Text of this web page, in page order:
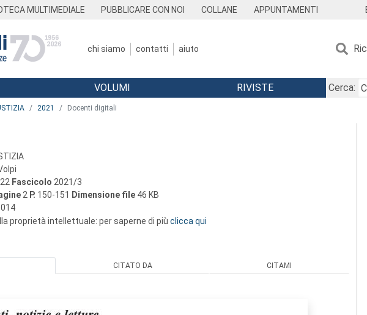
MULTIMEDIALE PUBBLICARE CON NOI COLLANE APPUNTAMENTI
chi siamo contatti aiuto
VOLUMI RIVISTE
Cerca:
2021 Docenti digitali
Fascicolo 2021/3
2 P. 150-151 Dimensione file 46 KB
proprietà intellettuale: per saperne di più clicca qui
CITATO DA CITAMI